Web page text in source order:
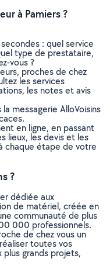
à Pamiers ?
: quel service
type de prestataire,
vous ?
proches de chez
les services
les notes et avis
messagerie AlloVoisins
en ligne, en passant
lieux, les devis et les
chaque étape de votre
?
dédiée aux
de matériel, créée en
communauté de plus
000 professionnels.
de chez vous un
toutes vos
grands projets,